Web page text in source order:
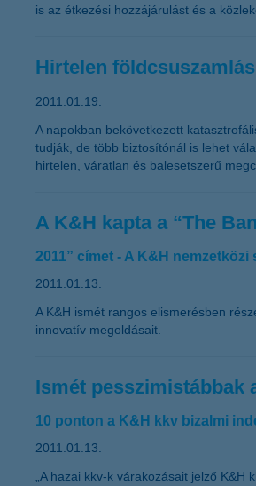
is az étkezési hozzájárulást és a
Hirtelen
2011.01.19.
A napokban bekövetkezett
tudják, de több biztosítónál is lehet
hirtelen, váratlan és balesetszerű
A K&H kapta a “The
2011” címet - A K&H
2011.01.13.
A K&H ismét rangos elismerésben
innovatív megoldásait.
Ismét pesszimistábbak
10 ponton a K&H kkv bizalmi
2011.01.13.
„A hazai kkv-k várakozásait jelző